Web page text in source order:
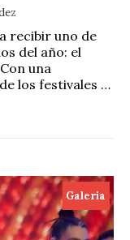
recibir uno de
del año: el
una
los festivales …
Galeria